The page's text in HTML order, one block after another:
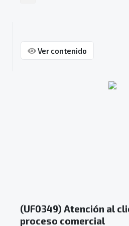
Ver contenido
(UF0349) Atención al
proceso comercial